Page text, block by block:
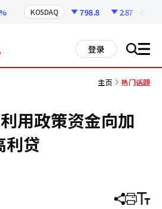
KOSDAQ 798.8 2.87 -0.36%
登录 搜 all
主页 热门话题
用政策资金向加
利贷
分 打 调